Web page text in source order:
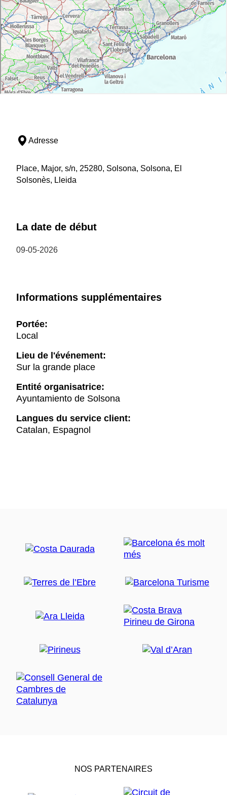
Adresse
Place, Major, s/n, 25280, Solsona, Solsona, El
Solsonès, Lleida
La date de début
09-05-2026
Informations supplémentaires
Portée:
Local
Lieu de l'événement:
Sur la grande place
Entité organisatrice:
Ayuntamiento de Solsona
Langues du service client:
Catalan, Espagnol
NOS PARTENAIRES